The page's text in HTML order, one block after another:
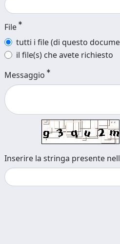
File
tutti i file (di questo
il file(s) che avete richiesto
Messaggio
Inserire la stringa presente